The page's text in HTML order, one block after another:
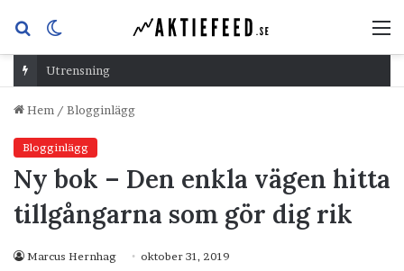
Sök
efterskin
Utrensning
Hem / Blogginlägg
Blogginlägg
Ny bok – Den enkla vägen hitta
tillgångarna som gör dig rik
Marcus Hernhag oktober 31, 2019